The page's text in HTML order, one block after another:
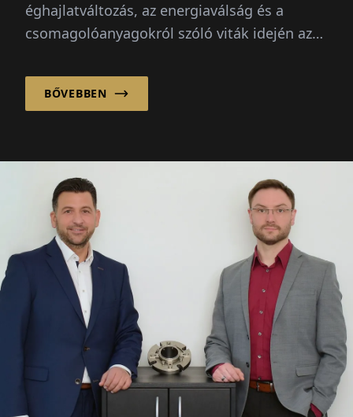
éghajlatváltozás, az energiaválság és a
csomagolóanyagokról szóló viták idején az
újrahasznosítható...
BŐVEBBEN